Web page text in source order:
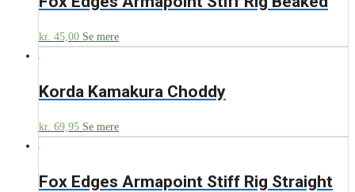
kr. 45,00 Se mere
Korda Kamakura Choddy
kr. 69,95 Se mere
Fox Edges Armapoint Stiff Rig Straight